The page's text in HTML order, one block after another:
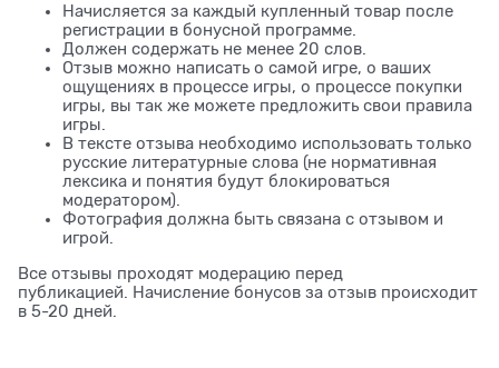
Начисляется за каждый купленный товар после
регистрации в бонусной программе.
Должен содержать не менее 20 слов.
Отзыв можно написать о самой игре, о ваших
ощущениях в процессе игры, о процессе покупки
игры, вы так же можете предложить свои правила
игры.
В тексте отзыва необходимо использовать только
русские литературные слова (не нормативная
лексика и понятия будут блокироваться
модератором).
Фотография должна быть связана с отзывом и
игрой.
Все отзывы проходят модерацию перед
публикацией. Начисление бонусов за отзыв происходит
в 5-20 дней.